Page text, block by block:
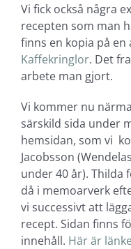
Vi fick också några
recepten som man
finns en kopia på
Kaffekringlor. Det
arbete man gjort.
Vi kommer nu
särskild sida under
hemsidan, som vi
Jacobsson
under 40 år). Thilda
då i memoarverk
vi successivt att
recept. Sidan finns
innehåll. Här är